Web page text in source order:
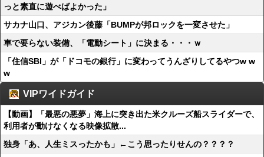
っと素直に遊べばよかった」
サカナ山口、アジカン後藤「BUMPが邦ロックを一変させた」
車で要らない装備、「電動シート」に決まる・・・ｗ
「住信SBI」が「ドコモの銀行」に変わってうんざりしてるやつw w
w
VIPワイドガイド
【動画】「最悪の悪夢」海上に突き出た米クルーズ船スライダーで、
利用者が動けなくなる映像拡散...
独身「あ、人生ミスったかも」←こう思ったりせんの？？？？